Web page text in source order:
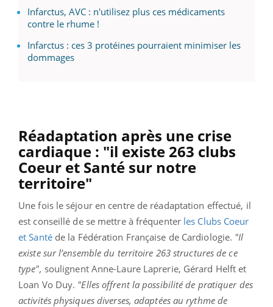
Infarctus, AVC : n'utilisez plus ces médicaments
contre le rhume !
Infarctus : ces 3 protéines pourraient minimiser les
dommages
Réadaptation après une crise
cardiaque : "il existe 263 clubs
Coeur et Santé sur notre
territoire"
Une fois le séjour en centre de réadaptation effectué, il
est conseillé de se mettre à fréquenter les Clubs Coeur
et Santéde la Fédération Française de Cardiologie. "Il
existe sur l’ensemble du territoire 263 structures de ce
type", soulignent Anne-Laure Laprerie, Gérard Helft et
Loan Vo Duy. "Elles offrent la possibilité de pratiquer des
activités physiques diverses, adaptées au rythme de